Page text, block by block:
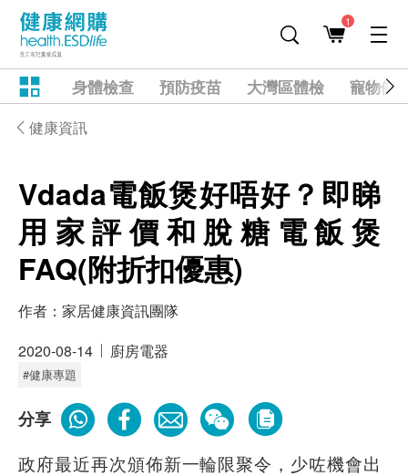
1
身體檢查 預防疫苗 大灣區體檢 寵物健
健康資訊
Vdada電飯煲好唔好？即睇
用家評價和脫糖電飯煲
FAQ(附折扣優惠)
作者： 家居健康資訊團隊
2020-08-14
廚房電器
#健康專題
分享
政府最近再次頒佈新一輪限聚令 ，少咗機會出